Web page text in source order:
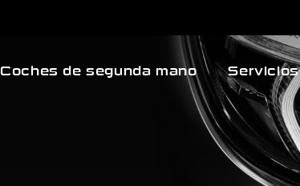
Coches de segunda mano Servicios